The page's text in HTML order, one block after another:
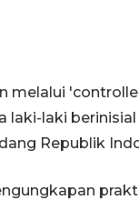
melalui
laki-laki
Republik